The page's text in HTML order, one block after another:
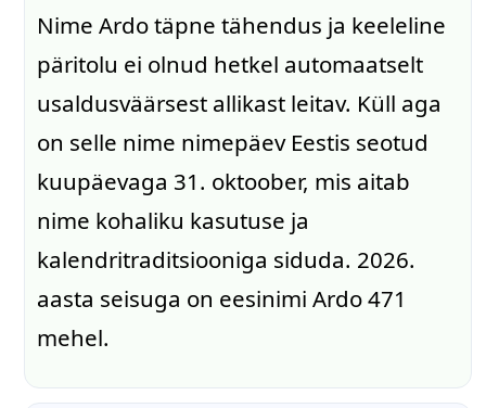
Nime Ardo täpne tähendus ja keeleline
päritolu ei olnud hetkel automaatselt
usaldusväärsest allikast leitav. Küll aga
on selle nime nimepäev Eestis seotud
kuupäevaga 31. oktoober, mis aitab
nime kohaliku kasutuse ja
kalendritraditsiooniga siduda. 2026.
aasta seisuga on eesinimi Ardo 471
mehel.